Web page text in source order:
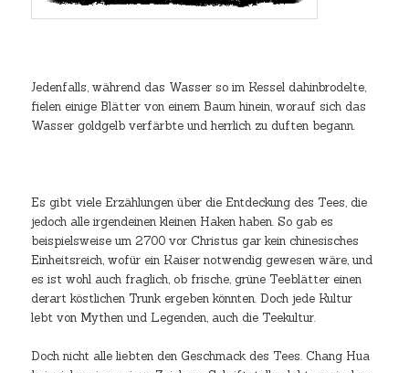
Jedenfalls, während das Wasser so im Kessel dahinbrodelte,
fielen einige Blätter von einem Baum hinein, worauf sich das
Wasser goldgelb verfärbte und herrlich zu duften begann.
Es gibt viele Erzählungen über die Entdeckung des Tees, die
jedoch alle irgendeinen kleinen Haken haben. So gab es
beispielsweise um 2700 vor Christus gar kein chinesisches
Einheitsreich, wofür ein Kaiser notwendig gewesen wäre, und
es ist wohl auch fraglich, ob frische, grüne Teeblätter einen
derart köstlichen Trunk ergeben könnten. Doch jede Kultur
lebt von Mythen und Legenden, auch die Teekultur.
Doch nicht alle liebten den Geschmack des Tees. Chang Hua